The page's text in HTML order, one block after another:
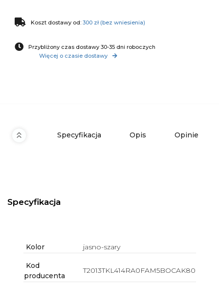
Koszt dostawy od: 300 zł (bez wniesienia)
Przybliżony czas dostawy 30-35 dni roboczych
Więcej o czasie dostawy
Specyfikacja Opis Opinie
Specyfikacja
Kolor jasno-szary
Kod
producenta
T2013TKL414RA0FAM5BOCAK80